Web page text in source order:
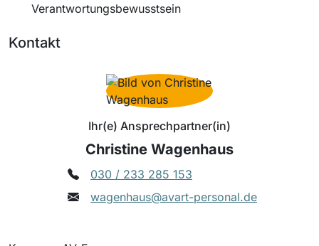
Verantwortungsbewusstsein
Kontakt
Ihr(e) Ansprechpartner(in)
Christine Wagenhaus
030 / 233 285 153
wagenhaus@avart-personal.de